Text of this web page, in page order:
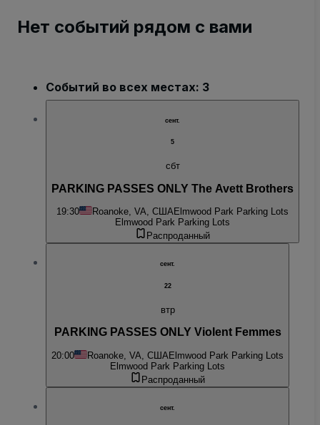
Нет событий рядом с вами
Событий во всех местах: 3
сент.
5
сбт
PARKING PASSES ONLY The Avett Brothers
19:30 Roanoke, VA, СШАElmwood Park Parking Lots
Elmwood Park Parking Lots
Распроданный
сент.
22
втр
PARKING PASSES ONLY Violent Femmes
20:00 Roanoke, VA, СШАElmwood Park Parking Lots
Elmwood Park Parking Lots
Распроданный
сент.